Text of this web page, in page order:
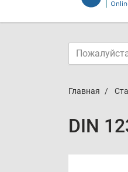
Главная
DIN